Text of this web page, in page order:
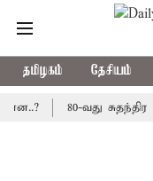
தமிழகம் தேசியம்
80-வது சுதந்திர